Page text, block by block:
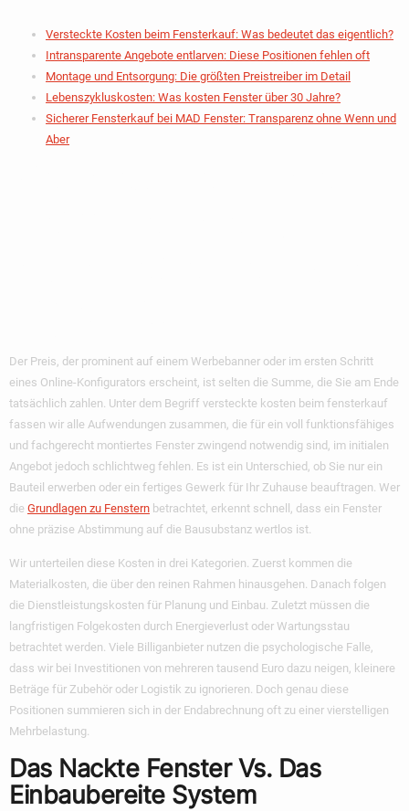
Versteckte Kosten beim Fensterkauf: Was bedeutet das eigentlich?
Intransparente Angebote entlarven: Diese Positionen fehlen oft
Montage und Entsorgung: Die größten Preistreiber im Detail
Lebenszykluskosten: Was kosten Fenster über 30 Jahre?
Sicherer Fensterkauf bei MAD Fenster: Transparenz ohne Wenn und
Aber
Der Preis, der prominent auf einem Werbebanner oder im ersten Schritt
eines Online-Konfigurators erscheint, ist selten die Summe, die Sie am Ende
tatsächlich zahlen. Unter dem Begriff versteckte kosten beim fensterkauf
fassen wir alle Aufwendungen zusammen, die für ein voll funktionsfähiges
und fachgerecht montiertes Fenster zwingend notwendig sind, im initialen
Angebot jedoch schlichtweg fehlen. Es ist ein Unterschied, ob Sie nur ein
Bauteil erwerben oder ein fertiges Gewerk für Ihr Zuhause beauftragen. Wer
die Grundlagen zu Fenstern betrachtet, erkennt schnell, dass ein Fenster
ohne präzise Abstimmung auf die Bausubstanz wertlos ist.
Wir unterteilen diese Kosten in drei Kategorien. Zuerst kommen die
Materialkosten, die über den reinen Rahmen hinausgehen. Danach folgen
die Dienstleistungskosten für Planung und Einbau. Zuletzt müssen die
langfristigen Folgekosten durch Energieverlust oder Wartungsstau
betrachtet werden. Viele Billiganbieter nutzen die psychologische Falle,
dass wir bei Investitionen von mehreren tausend Euro dazu neigen, kleinere
Beträge für Zubehör oder Logistik zu ignorieren. Doch genau diese
Positionen summieren sich in der Endabrechnung oft zu einer vierstelligen
Mehrbelastung.
Das Nackte Fenster Vs. Das
Einbaubereite System